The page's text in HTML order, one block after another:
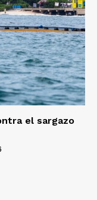
el sargazo